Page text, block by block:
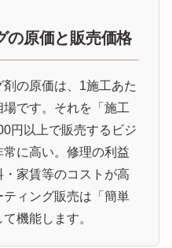
の原価と販売価格
の原価は、1施工あた
です。それを「施工
円以上で販売するビジ
に高い。修理の利益
家賃等のコストが高
ィング販売は「簡単
機能します。